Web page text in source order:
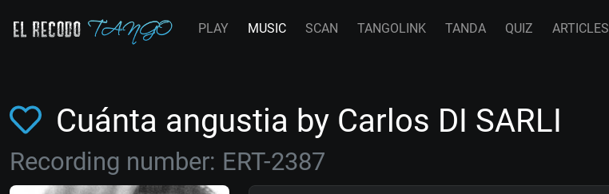
PLAY MUSIC SCAN TANGOLINK TANDA QUIZ ARTICLES
Cuánta angustia by Carlos DI SARLI
Recording number: ERT-2387